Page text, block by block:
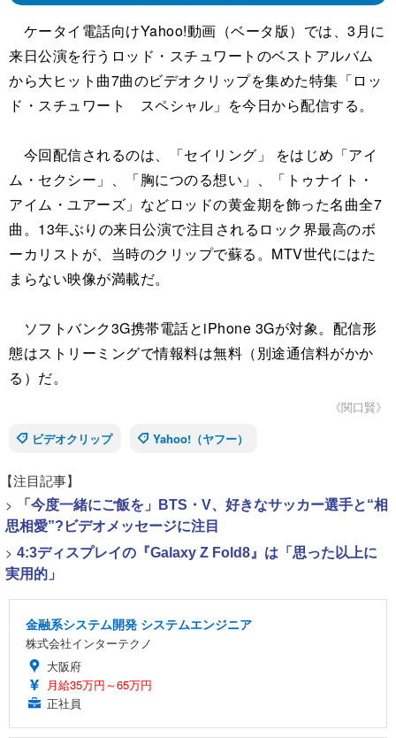
ケータイ電話向けYahoo!動画（ベータ版）では、3月に
来日公演を行うロッド・スチュワートのベストアルバム
から大ヒット曲7曲のビデオクリップを集めた特集「ロッ
ド・スチュワート スペシャル」を今日から配信する。
今回配信されるのは、「セイリング」 をはじめ「アイ
ム・セクシー」、「胸につのる想い」、「トゥナイト・
アイム・ユアーズ」などロッドの黄金期を飾った名曲全7
曲。13年ぶりの来日公演で注目されるロック界最高のボ
ーカリストが、当時のクリップで蘇る。MTV世代にはた
まらない映像が満載だ。
ソフトバンク3G携帯電話とiPhone 3Gが対象。配信形
態はストリーミングで情報料は無料（別途通信料がかか
る）だ。
《関口賢》
ビデオクリップ
Yahoo!（ヤフー）
【注目記事】
>
「今度一緒にご飯を」BTS・V、好きなサッカー選手と“相
思相愛”?ビデオメッセージに注目
> 4:3ディスプレイの『Galaxy Z Fold8』は「思った以上に
実用的」
金融系システム開発 システムエンジニア
株式会社インターテクノ
大阪府
月給35万円～65万円
正社員